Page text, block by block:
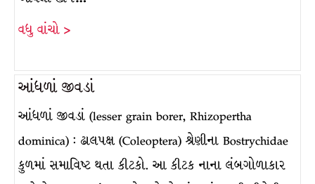
વધુ વાંચો >
આંધળાં જીવડાં
આંધળાં જીવડાં (lesser grain borer, Rhizopertha
dominica) : ઢાલપક્ષ (Coleoptera) શ્રેણીના Bostrychidae
કુળમાં સમાવિષ્ટ થતા કીટકો. આ કીટક નાના લંબગોળાકાર